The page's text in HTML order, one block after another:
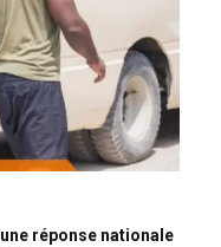
réponse nationale